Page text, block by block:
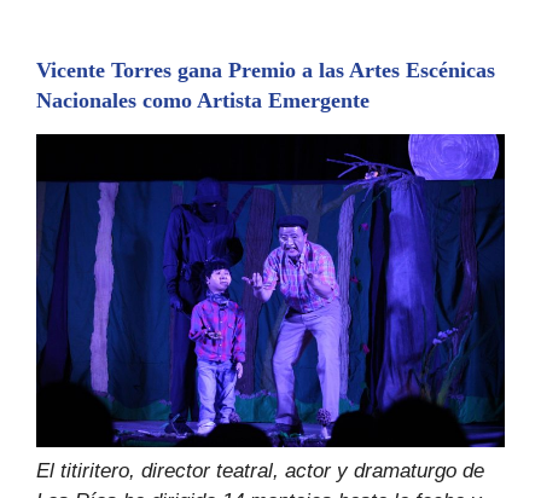
Vicente Torres gana Premio a las Artes Escénicas
Nacionales como Artista Emergente
El titiritero, director teatral, actor y dramaturgo de